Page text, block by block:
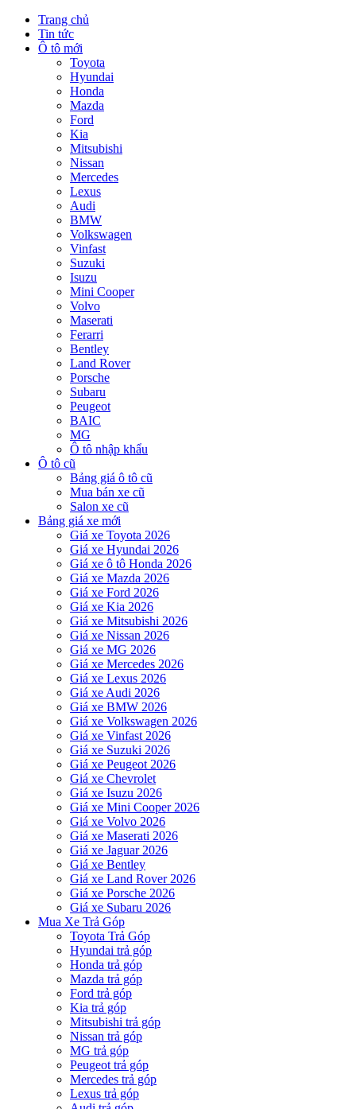
Trang chủ
Tin tức
Ô tô mới
Toyota
Hyundai
Honda
Mazda
Ford
Kia
Mitsubishi
Nissan
Mercedes
Lexus
Audi
BMW
Volkswagen
Vinfast
Suzuki
Isuzu
Mini Cooper
Volvo
Maserati
Ferarri
Bentley
Land Rover
Porsche
Subaru
Peugeot
BAIC
MG
Ô tô nhập khẩu
Ô tô cũ
Bảng giá ô tô cũ
Mua bán xe cũ
Salon xe cũ
Bảng giá xe mới
Giá xe Toyota 2026
Giá xe Hyundai 2026
Giá xe ô tô Honda 2026
Giá xe Mazda 2026
Giá xe Ford 2026
Giá xe Kia 2026
Giá xe Mitsubishi 2026
Giá xe Nissan 2026
Giá xe MG 2026
Giá xe Mercedes 2026
Giá xe Lexus 2026
Giá xe Audi 2026
Giá xe BMW 2026
Giá xe Volkswagen 2026
Giá xe Vinfast 2026
Giá xe Suzuki 2026
Giá xe Peugeot 2026
Giá xe Chevrolet
Giá xe Isuzu 2026
Giá xe Mini Cooper 2026
Giá xe Volvo 2026
Giá xe Maserati 2026
Giá xe Jaguar 2026
Giá xe Bentley
Giá xe Land Rover 2026
Giá xe Porsche 2026
Giá xe Subaru 2026
Mua Xe Trả Góp
Toyota Trả Góp
Hyundai trả góp
Honda trả góp
Mazda trả góp
Ford trả góp
Kia trả góp
Mitsubishi trả góp
Nissan trả góp
MG trả góp
Peugeot trả góp
Mercedes trả góp
Lexus trả góp